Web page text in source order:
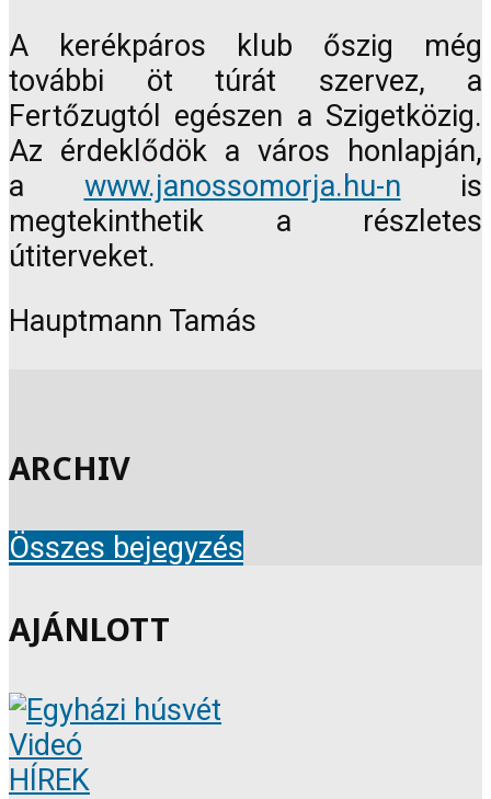
A kerékpáros klub őszig még
további öt túrát szervez, a
Fertőzugtól egészen a Szigetközig.
Az érdeklődök a város honlapján,
a www.janossomorja.hu-n is
megtekinthetik a részletes
útiterveket.
Hauptmann Tamás
ARCHIV
Összes bejegyzés
AJÁNLOTT
Videó
HÍREK